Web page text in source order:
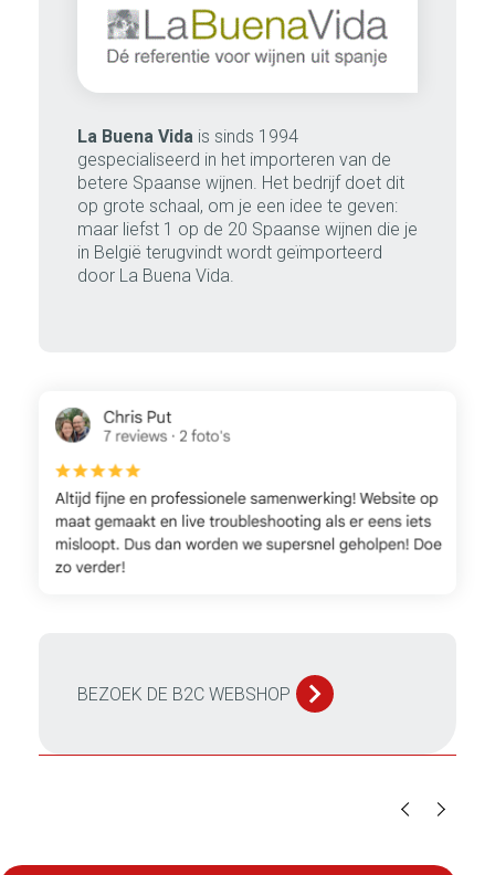
La Buena Vida is sinds 1994
gespecialiseerd in het importeren van de
betere Spaanse wijnen. Het bedrijf doet dit
op grote schaal, om je een idee te geven:
maar liefst 1 op de 20 Spaanse wijnen die je
in België terugvindt wordt geïmporteerd
door La Buena Vida.
BEZOEK DE B2C WEBSHOP